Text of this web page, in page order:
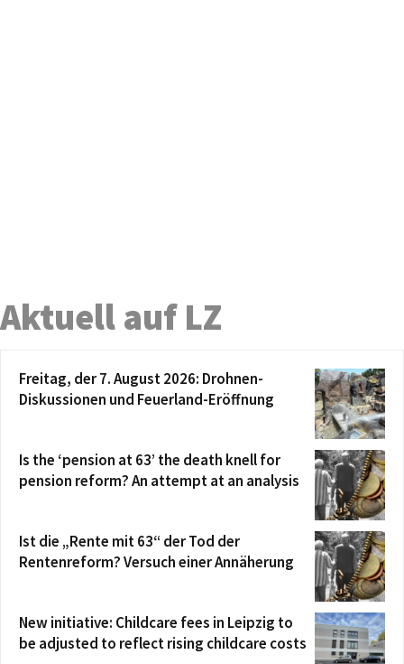
Aktuell auf LZ
Freitag, der 7. August 2026: Drohnen-
Diskussionen und Feuerland-Eröffnung
Is the ‘pension at 63’ the death knell for
pension reform? An attempt at an analysis
Ist die „Rente mit 63“ der Tod der
Rentenreform? Versuch einer Annäherung
New initiative: Childcare fees in Leipzig to
be adjusted to reflect rising childcare costs